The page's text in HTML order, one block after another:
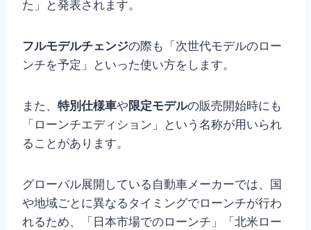
た」と発表されます。
フルモデルチェンジの際も「次世代モデルのロー
ンチを予定」といった使い方をします。
また、 特別仕様車や 限定モデルの販売開始時にも
「ローンチエディション」という名称が用いられ
ることがあります。
グローバル展開している自動車メーカーでは、国
や地域ごとに異なるタイミングでローンチが行わ
れるため、「日本市場でのローンチ」「北米ロー